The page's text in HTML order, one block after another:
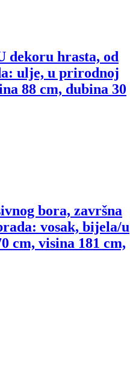
dekoru hrasta, od
ulje, u prirodnoj
88 cm, dubina 30
bora, završna
vosak, bijela/u
cm, visina 181 cm,